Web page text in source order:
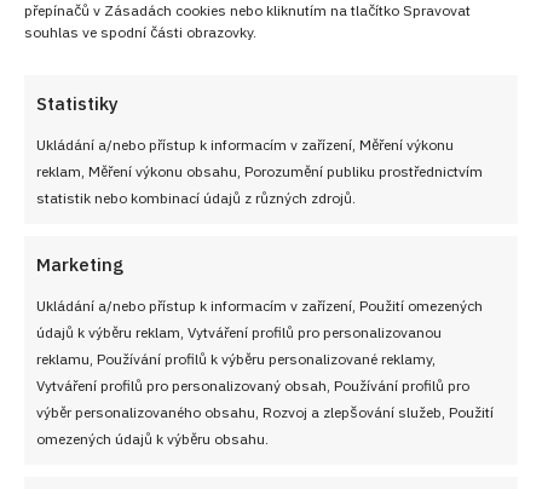
přepínačů v Zásadách cookies nebo kliknutím na tlačítko Spravovat
souhlas ve spodní části obrazovky.
Statistiky
Ukládání a/nebo přístup k informacím v zařízení, Měření výkonu
reklam, Měření výkonu obsahu, Porozumění publiku prostřednictvím
statistik nebo kombinací údajů z různých zdrojů.
Marketing
Ukládání a/nebo přístup k informacím v zařízení, Použití omezených
údajů k výběru reklam, Vytváření profilů pro personalizovanou
reklamu, Používání profilů k výběru personalizované reklamy,
Vytváření profilů pro personalizovaný obsah, Používání profilů pro
výběr personalizovaného obsahu, Rozvoj a zlepšování služeb, Použití
omezených údajů k výběru obsahu.